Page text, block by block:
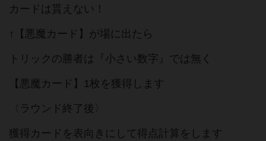
カードは貰えない！
↑【悪魔カード】が場に出たら
トリックの勝者は『小さい数字』では無く
【悪魔カード】1枚を獲得します
〈ラウンド終了後〉
獲得カードを表向きにして得点計算をします